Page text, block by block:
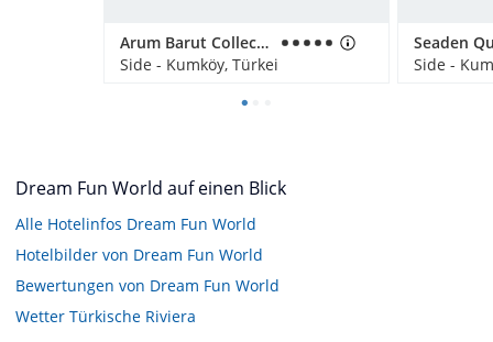
Arum Barut Collection
Side - Kumköy, Türkei
Side -
Dream Fun World auf einen Blick
Alle Hotelinfos Dream Fun World
Hotelbilder von Dream Fun World
Bewertungen von Dream Fun World
Wetter Türkische Riviera